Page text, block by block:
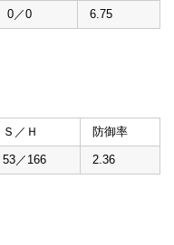
0／0 6.75
Ｓ／Ｈ 防御率
53／166 2.36